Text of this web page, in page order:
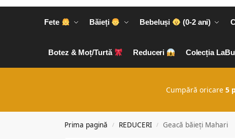
Fete Băieți Bebeluși (0-2 ani)
Botez & Moț/Turtă Reduceri Colecția
Cumpără oricare 5
Prima pagină / REDUCERI / Geacă băieți Mahari